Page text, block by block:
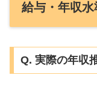
給与・年収
Q. 実際の年収